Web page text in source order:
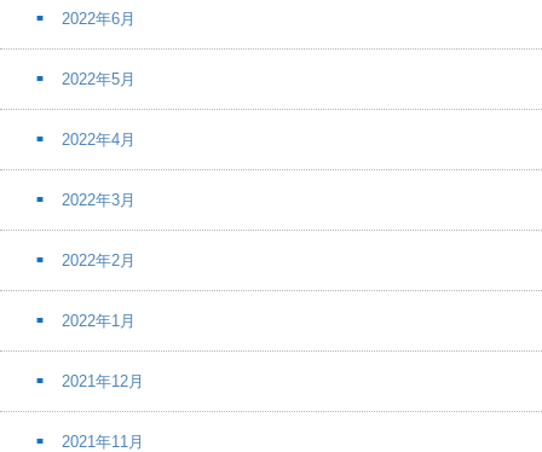
2022年6月
2022年5月
2022年4月
2022年3月
2022年2月
2022年1月
2021年12月
2021年11月